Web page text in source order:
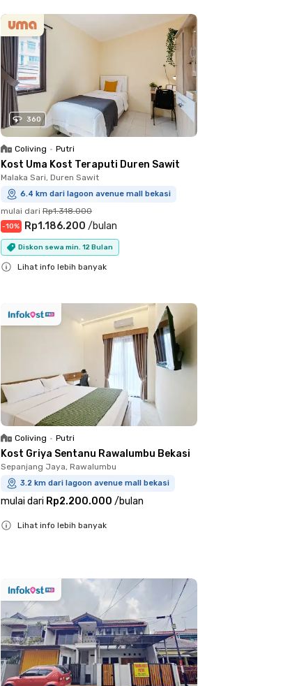
360
Coliving • Putri
Kost Uma Kost Teraputi Duren Sawit
Malaka Sari, Duren Sawit
6.4 km dari lagoon avenue mall bekasi
mulai dari Rp1.318.000
-10% Rp1.186.200 /bulan
Diskon sewa min. 12 Bulan
Lihat info lebih banyak
Coliving • Putri
Kost Griya Sentanu Rawalumbu Bekasi
Sepanjang Jaya, Rawalumbu
3.2 km dari lagoon avenue mall bekasi
mulai dari Rp2.200.000 /bulan
Lihat info lebih banyak